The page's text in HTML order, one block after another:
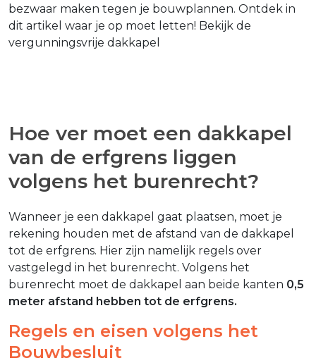
bezwaar maken tegen je bouwplannen. Ontdek in
dit artikel waar je op moet letten! Bekijk de
vergunningsvrije dakkapel
Hoe ver moet een dakkapel
van de erfgrens liggen
volgens het burenrecht?
Wanneer je een dakkapel gaat plaatsen, moet je
rekening houden met de afstand van de dakkapel
tot de erfgrens. Hier zijn namelijk regels over
vastgelegd in het burenrecht. Volgens het
burenrecht moet de dakkapel aan beide kanten 0,5
meter afstand hebben tot de erfgrens.
Regels en eisen volgens het
Bouwbesluit